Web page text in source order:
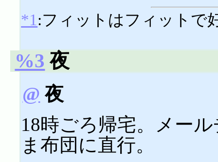
*1:フィットはフィットで
%3 夜
@ 夜
18時ごろ帰宅。メー
ま布団に直行。